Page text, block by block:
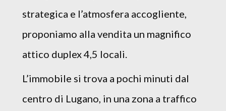
strategica e l’atmosfera accogliente,
proponiamo alla vendita un magnifico
attico duplex 4,5 locali.
L’immobile si trova a pochi minuti dal
centro di Lugano, in una zona a traffico